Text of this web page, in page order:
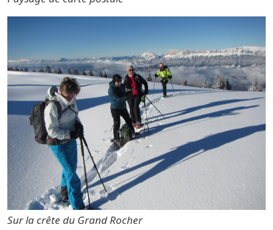
Sur la crête du Grand Rocher